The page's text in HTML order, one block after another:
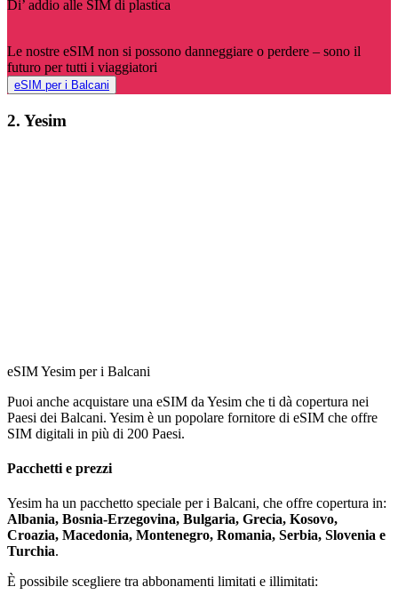
Di’ addio alle SIM di plastica
Le nostre eSIM non si possono danneggiare o perdere – sono il
futuro per tutti i viaggiatori
eSIM per i Balcani
2. Yesim
eSIM Yesim per i Balcani
Puoi anche acquistare una eSIM da Yesim che ti dà copertura nei
Paesi dei Balcani. Yesim è un popolare fornitore di eSIM che offre
SIM digitali in più di 200 Paesi.
Pacchetti e prezzi
Yesim ha un pacchetto speciale per i Balcani, che offre copertura in:
Albania, Bosnia-Erzegovina, Bulgaria, Grecia, Kosovo,
Croazia, Macedonia, Montenegro, Romania, Serbia, Slovenia e
Turchia.
È possibile scegliere tra abbonamenti limitati e illimitati: